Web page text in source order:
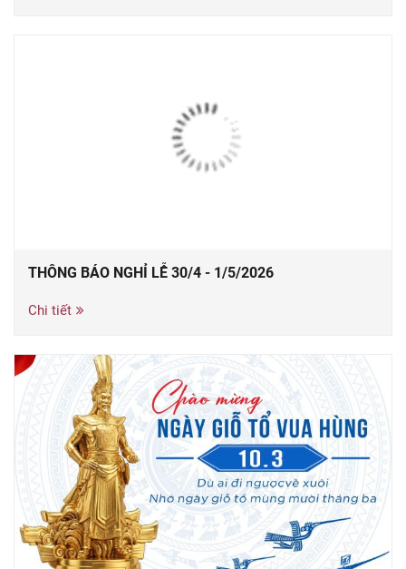
THÔNG BÁO NGHỈ LỄ 30/4 - 1/5/2026
Chi tiết